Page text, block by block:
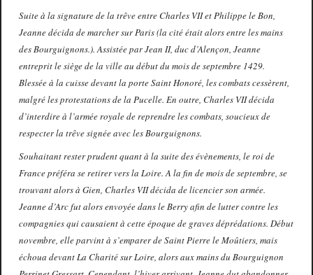
Suite à la signature de la trêve entre Charles VII et Philippe le Bon,
Jeanne décida de marcher sur Paris (la cité était alors entre les mains
des Bourguignons.). Assistée par Jean II, duc d’Alençon, Jeanne
entreprit le siège de la ville au début du mois de septembre 1429.
Blessée à la cuisse devant la porte Saint Honoré, les combats cessèrent,
malgré les protestations de la Pucelle. En outre, Charles VII décida
d’interdire à l’armée royale de reprendre les combats, soucieux de
respecter la trêve signée avec les Bourguignons.
Souhaitant rester prudent quant à la suite des évènements, le roi de
France préféra se retirer vers la Loire. A la fin de mois de septembre, se
trouvant alors à Gien, Charles VII décida de licencier son armée.
Jeanne d’Arc fut alors envoyée dans le Berry afin de lutter contre les
compagnies qui causaient à cette époque de graves déprédations. Début
novembre, elle parvint à s’emparer de Saint Pierre le Moûtiers, mais
échoua devant La Charité sur Loire, alors aux mains du Bourguignon